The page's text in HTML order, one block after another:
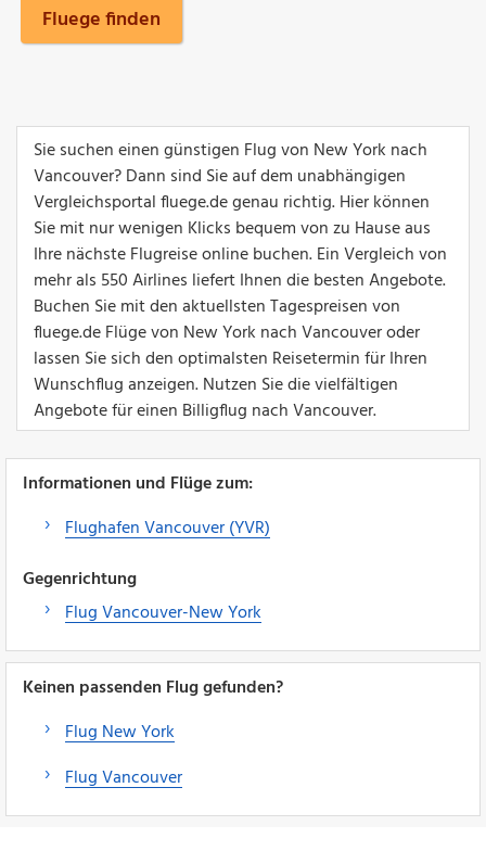
Fluege finden
Sie suchen einen günstigen Flug von New York nach
Vancouver? Dann sind Sie auf dem unabhängigen
Vergleichsportal fluege.de genau richtig. Hier können
Sie mit nur wenigen Klicks bequem von zu Hause aus
Ihre nächste Flugreise online buchen. Ein Vergleich von
mehr als 550 Airlines liefert Ihnen die besten Angebote.
Buchen Sie mit den aktuellsten Tagespreisen von
fluege.de Flüge von New York nach Vancouver oder
lassen Sie sich den optimalsten Reisetermin für Ihren
Wunschflug anzeigen. Nutzen Sie die vielfältigen
Angebote für einen Billigflug nach Vancouver.
Informationen und Flüge zum:
Flughafen Vancouver (YVR)
Gegenrichtung
Flug Vancouver-New York
Keinen passenden Flug gefunden?
Flug New York
Flug Vancouver